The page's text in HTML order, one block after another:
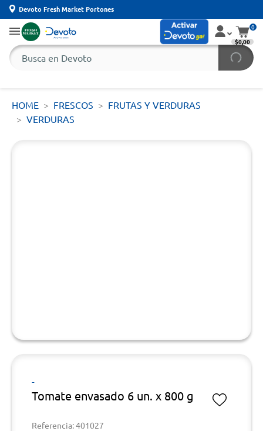
Devoto Fresh Market Portones
0
$0,00
HOME FRESCOS
FRUTAS Y VERDURAS
VERDURAS
-
Tomate envasado 6 un. x 800 g
Referencia: 401027